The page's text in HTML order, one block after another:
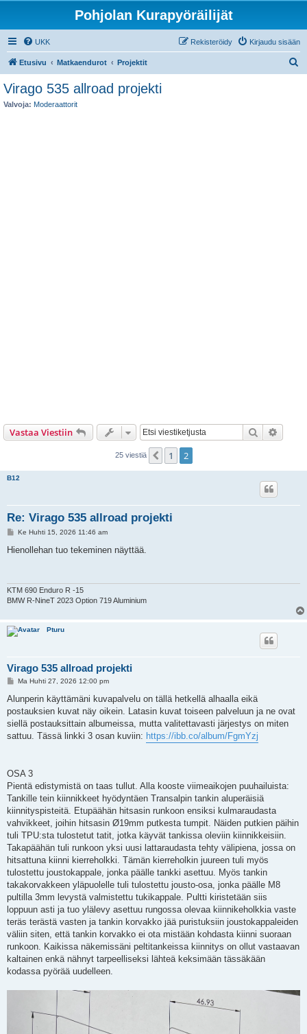
Pohjolan Kurapyöräilijät
UKK Kirjaudu sisään
Rekisteröidy
Etusivu Matkaendurot Projektit
Virago 535 allroad projekti
Valvoja: Moderaattorit
Vastaa Viestiin Etsi
25 viestiä Edellinen
1 2
B12
Re: Virago 535 allroad projekti
V
e
Ke Huhti 15, 2026 11:46 am
Hienollehan tuo tekeminen näyttää.
KTM 690 Enduro R -15
BMW R-NineT 2023 Option 719 Aluminium
Pturu
Virago 535 allroad projekti
V
e
t
i
Ma Huhti 27, 2026 12:00 pm
Alunperin käyttämäni kuvapalvelu on tällä hetkellä alhaalla eikä
postauksien kuvat näy oikein. Latasin kuvat toiseen palveluun ja ne ovat
siellä postauksittain albumeissa, mutta valitettavasti järjestys on miten
sattuu. Tässä linkki 3 osan kuviin: https://ibb.co/album/FgmYzj
OSA 3
Pientä edistymistä on taas tullut. Alla kooste viimeaikojen puuhailuista:
Tankille tein kiinnikkeet hyödyntäen Transalpin tankin aluperäisiä
kiinnityspisteitä. Etupäähän hitsasin runkoon ensiksi kulmaraudasta
vahvikkeet, joihin hitsasin Ø19mm putkesta tumpit. Näiden putkien päihin
tuli TPU:sta tulostetut tatit, jotka käyvät tankissa oleviin kiinnikkeisiin.
Takapäähän tuli runkoon yksi uusi lattaraudasta tehty välipiena, jossa on
hitsattuna kiinni kierreholkki. Tämän kierreholkin juureen tuli myös
tulostettu joustokappale, jonka päälle tankki asettuu. Myös tankin
takakorvakkeen yläpuolelle tuli tulostettu jousto-osa, jonka päälle M8
pultilla 3mm levystä valmistettu tukikappale. Pultti kiristetään siis
loppuun asti ja tuo ylälevy asettuu rungossa olevaa kiinnikeholkkia vaste
teräs terästä vasten ja tankin korvakko jää puristuksiin joustokappaleiden
väliin siten, että tankin korvakko ei ota mistään kohdasta kiinni suoraan
runkoon. Kaikissa näkemissäni peltitankeissa kiinnitys on ollut vastaavan
kaltainen enkä nähnyt tarpeelliseksi lähteä keksimään tässäkään
kodassa pyörää uudelleen.